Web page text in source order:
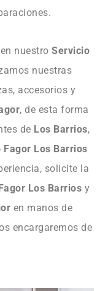
nuestro Servicio
nuestras
accesorios y
, de esta forma
de Los Barrios,
Fagor Los Barrios
solicite la
Los Barrios y
en manos de
encargaremos de